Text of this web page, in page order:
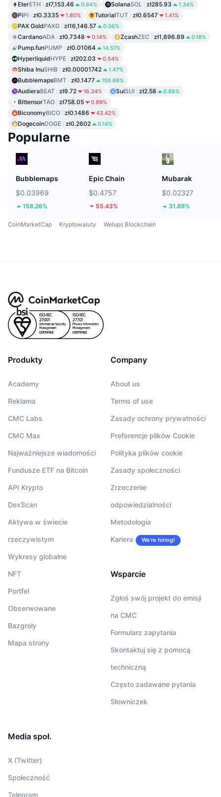
EterETH zł7,153.46 0.64% SolanaSOL zł285.93 1.34%
PiPI zł0.3335 1.80% TutorialTUT zł0.6547 1.41%
PAX GoldPAXG zł16,146.57 0.06%
CardanoADA zł0.7348 0.14% ZcashZEC zł1,896.89 0.18%
Pump.funPUMP zł0.01064 14.51%
HyperliquidHYPE zł202.03 0.54%
Shiba InuSHIB zł0.00001742 1.47%
BubblemapsBMT zł0.1477 158.68%
AudieraBEAT zł9.72 16.34% SuiSUI zł2.58 0.66%
BittensorTAO zł758.05 0.89%
BiconomyBICO zł0.1486 43.42%
DogecoinDOGE zł0.2602 0.14%
Popularne
Bubblemaps
$0.03969
158.26%
Epic Chain
$0.4757
55.43%
Mubarak
$0.02327
31.89%
CoinMarketCap Kryptowaluty Welups Blockchain
Produkty
Academy
Reklama
CMC Labs
CMC Max
Najważniejsze wiadomości
Fundusze ETF na Bitcoin
API Krypto
DexScan
Aktywa w świecie
rzeczywistym
Wykresy globalne
NFT
Portfel
Obserwowane
Bazgroły
Mapa strony
Company
About us
Terms of use
Zasady ochrony prywatności
Preferencje plików Cookie
Polityka plików cookie
Zasady społeczności
Zrzeczenie
odpowiedzialności
Metodologia
Kariera We’re hiring!
Wsparcie
Zgłoś swój projekt do emisji
na CMC
Formularz zapytania
Skontaktuj się z pomocą
techniczną
Często zadawane pytania
Słowniczek
Media społ.
X (Twitter)
Społeczność
Telegram